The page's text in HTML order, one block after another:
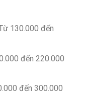
130.000 đến
đến 220.000
đến 300.000